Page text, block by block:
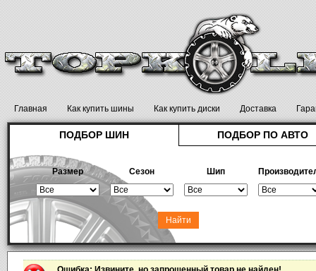
Главная Как купить шины Как купить диски Доставка
ПОДБОР ШИН ПОДБОР ПО АВТО
Размер Сезон Шип